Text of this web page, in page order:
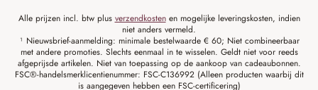
Alle prijzen incl. btw plus verzendkostenen mogelijke leveringskosten, indien
niet anders vermeld.
¹ Nieuwsbrief-aanmelding: minimale bestelwaarde € 60; Niet combineerbaar
met andere promoties. Slechts eenmaal in te wisselen. Geldt niet voor reeds
afgeprijsde artikelen. Niet van toepassing op de aankoop van cadeaubonnen.
FSC®-handelsmerklicentienummer: FSC-C136992 (Alleen producten waarbij dit
is aangegeven hebben een FSC-certificering)